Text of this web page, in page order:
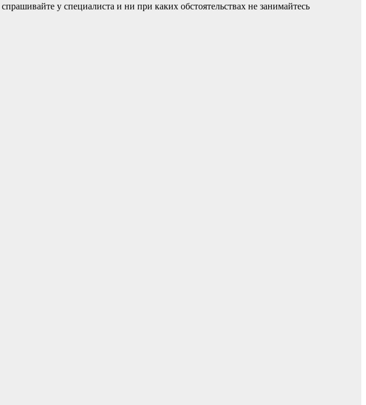
у специалиста и ни при каких обстоятельствах не занимайтесь